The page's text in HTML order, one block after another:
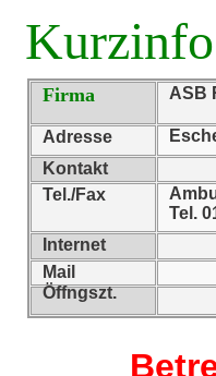
Kurzinfo
Firma ASB
Adresse
Kontakt
Tel./Fax
Tel.
Internet
Mail
Öffngszt.